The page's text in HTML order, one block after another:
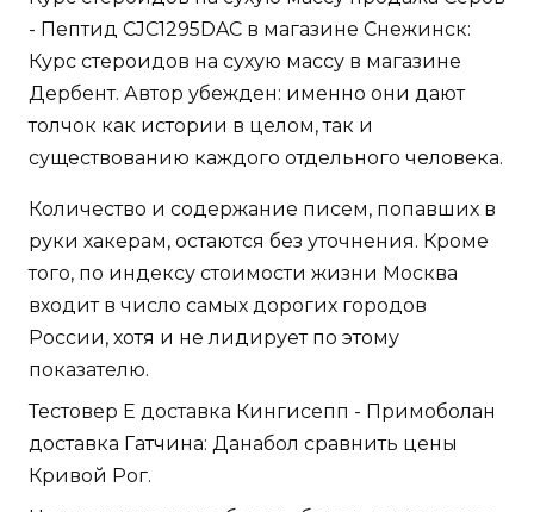
- Пептид CJC1295DAC в магазине Снежинск:
Курс стероидов на сухую массу в магазине
Дербент. Автор убежден: именно они дают
толчок как истории в целом, так и
существованию каждого отдельного человека.
Количество и содержание писем, попавших в
руки хакерам, остаются без уточнения. Кроме
того, по индексу стоимости жизни Москва
входит в число самых дорогих городов
России, хотя и не лидирует по этому
показателю.
Тестовер Е доставка Кингисепп - Примоболан
доставка Гатчина: Данабол сравнить цены
Кривой Рог.